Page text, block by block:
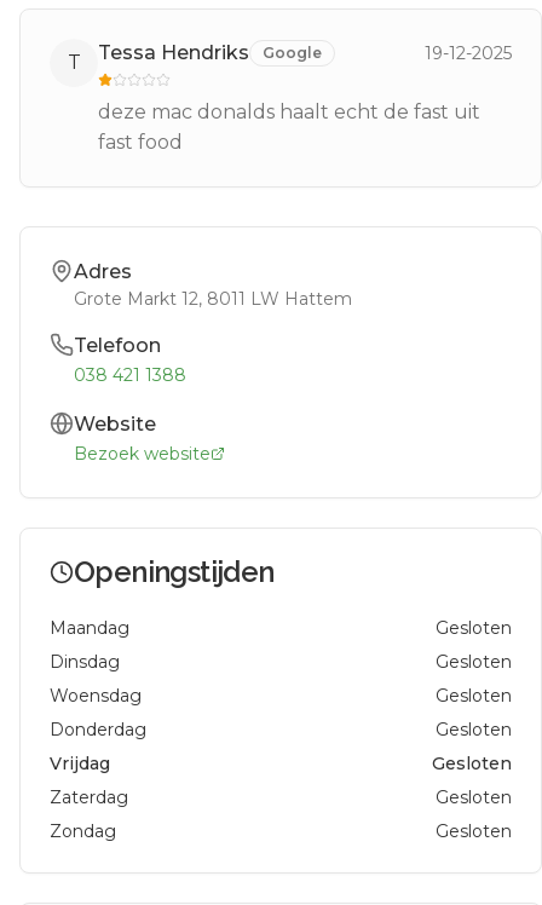
T Tessa Hendriks Google 19-12-2025
deze mac donalds haalt echt de fast uit
fast food
Adres
Grote Markt 12, 8011 LW Hattem
Telefoon
038 421 1388
Website
Bezoek website
Openingstijden
Maandag
Gesloten
Dinsdag
Gesloten
Woensdag
Gesloten
Donderdag
Gesloten
Vrijdag
Gesloten
Zaterdag
Gesloten
Zondag
Gesloten